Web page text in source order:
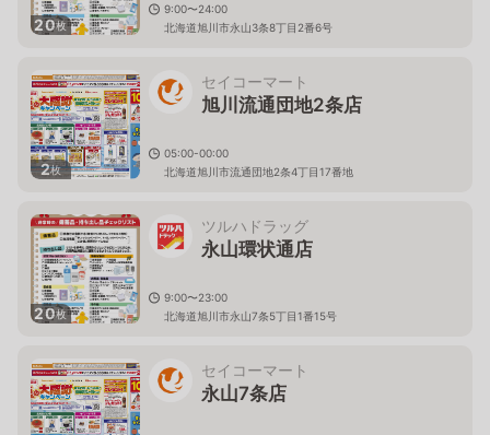
20枚
9:00〜24:00
北海道旭川市永山3条8丁目2番6号
2枚
セイコーマート
旭川流通団地2条店
05:00-00:00
北海道旭川市流通団地2条4丁目17番地
20枚
ツルハドラッグ
永山環状通店
9:00〜23:00
北海道旭川市永山7条5丁目1番15号
セイコーマート
永山7条店